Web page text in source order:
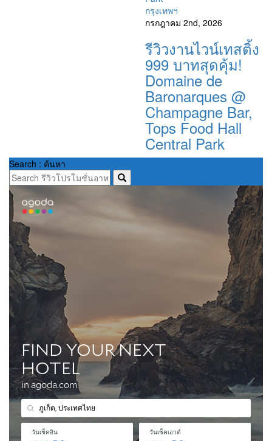
กรุงเทพฯ
กรกฎาคม 2nd, 2026
รีวิวงานไวน์เทสติ้ง
999 บาทสุดคุ้ม!
Domaine de
Baronarques @
Champagne Bar,
Tops Food Hall
Central Park
Search : ค้นหา